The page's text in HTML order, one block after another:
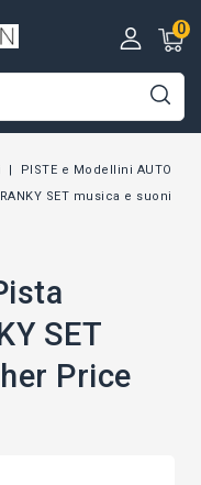
0
PISTE e Modellini AUTO
SET musica e suoni
SET
Price